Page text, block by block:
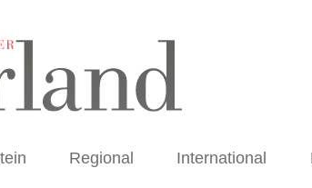
Regional International